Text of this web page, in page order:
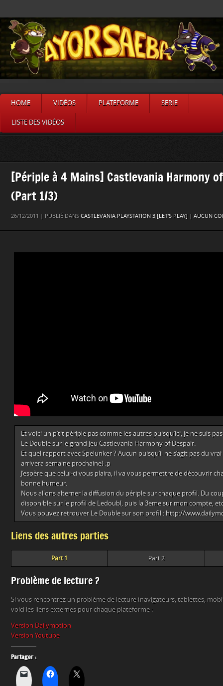
HOME VIDÉOS PLATEFORME SERIE
LISTE DES VIDÉOS
[Périple à 4 Mains] Castlevania Harmony
(Part 1/3)
26/12/2011 | PUBLIÉ DANS CASTLEVANIA,PLAYSTATION 3,[LET'S PLAY] AUCUN
Et voici un p’tit périple pas comme les autres puisqu’ici, je ne suis
Le Double sur le grand jeu Castlevania Harmony of Despair.
Et quel rapport avec Spelunker ? Aucun puisqu’il ne s’agit pas du
arrivera semaine prochaine) :p
J’espère que celui-ci vous plaira, il va vous permettre de découvrir
bonne humeur.
Nous allons alterner la diffusion du périple sur chaque profil. Du
disponible sur le profil de Ledoubl, puis la 3eme sur mon compte,
Vous pouvez retrouver Le Double sur son profil : http://
Liens des autres parties
Part 1 Part 2
Problème de lecture ?
Si vous rencontrez un problème de lecture (navigateurs, tablettes,
voici les liens externes pour chaque plateforme :
Version Dailymotion
Version Youtube
Partager :